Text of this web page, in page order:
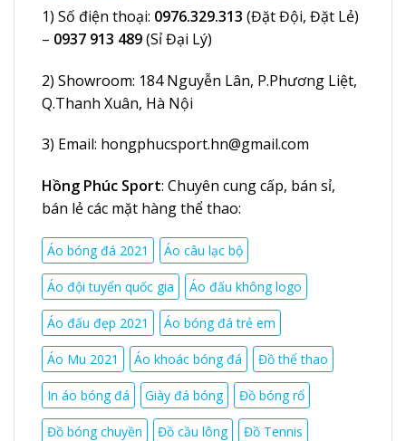
1) Số điện thoại: 0976.329.313 (Đặt Đội, Đặt Lẻ)
– 0937 913 489(Sỉ Đại Lý)
2) Showroom: 184 Nguyễn Lân, P.Phương Liệt,
Q.Thanh Xuân, Hà Nội
3) Email: hongphucsport.hn@gmail.com
Hồng Phúc Sport: Chuyên cung cấp, bán sỉ,
bán lẻ các mặt hàng thể thao:
Áo bóng đá 2021 Áo câu lạc bộ
Áo đội tuyển quốc gia Áo đấu không logo
Áo đấu đẹp 2021 Áo bóng đá trẻ em
Áo Mu 2021 Áo khoác bóng đá Đồ thể thao
In áo bóng đá Giày đá bóng Đồ bóng rổ
Đồ bóng chuyền Đồ cầu lông Đồ Tennis